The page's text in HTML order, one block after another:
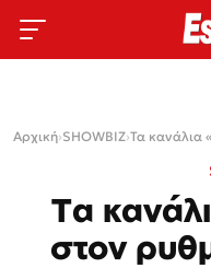
Αρχική›SHOWBIZ›Τα κανάλια
Τα
στον